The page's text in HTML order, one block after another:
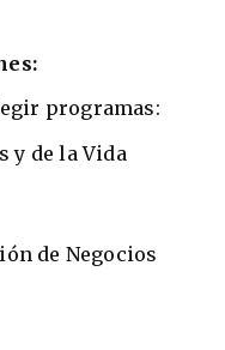
programas:
y de la Vida
de Negocios